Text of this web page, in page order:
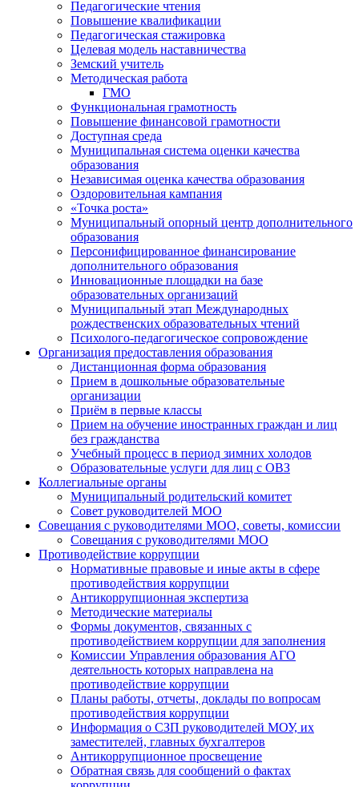
Педагогические чтения
Повышение квалификации
Педагогическая стажировка
Целевая модель наставничества
Земский учитель
Методическая работа
ГМО
Функциональная грамотность
Повышение финансовой грамотности
Доступная среда
Муниципальная система оценки качества
образования
Независимая оценка качества образования
Оздоровительная кампания
«Точка роста»
Муниципальный опорный центр дополнительного
образования
Персонифицированное финансирование
дополнительного образования
Инновационные площадки на базе
образовательных организаций
Муниципальный этап Международных
рождественских образовательных чтений
Психолого-педагогическое сопровождение
Организация предоставления образования
Дистанционная форма образования
Прием в дошкольные образовательные
организации
Приём в первые классы
Прием на обучение иностранных граждан и лиц
без гражданства
Учебный процесс в период зимних холодов
Образовательные услуги для лиц с ОВЗ
Коллегиальные органы
Муниципальный родительский комитет
Совет руководителей МОО
Совещания с руководителями МОО, советы, комиссии
Совещания с руководителями МОО
Противодействие коррупции
Нормативные правовые и иные акты в сфере
противодействия коррупции
Антикоррупционная экспертиза
Методические материалы
Формы документов, связанных с
противодействием коррупции для заполнения
Комиссии Управления образования АГО
деятельность которых направлена на
противодействие коррупции
Планы работы, отчеты, доклады по вопросам
противодействия коррупции
Информация о СЗП руководителей МОУ, их
заместителей, главных бухгалтеров
Антикоррупционное просвещение
Обратная связь для сообщений о фактах